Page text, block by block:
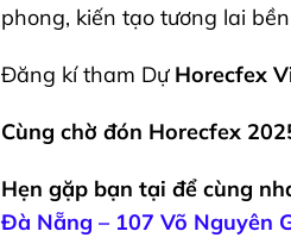
phong, kiến tạo tương lai
Đăng kí tham Dự Horecfex
Cùng chờ đón Horecfex
Hẹn gặp bạn tại để cùng
Đà Nẵng – 107 Võ Nguyên